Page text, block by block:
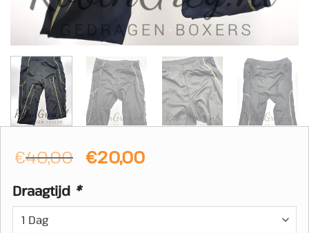
€40,00 Oorspronkelijke
prijs
€20,00Huidige
Draagtijd *